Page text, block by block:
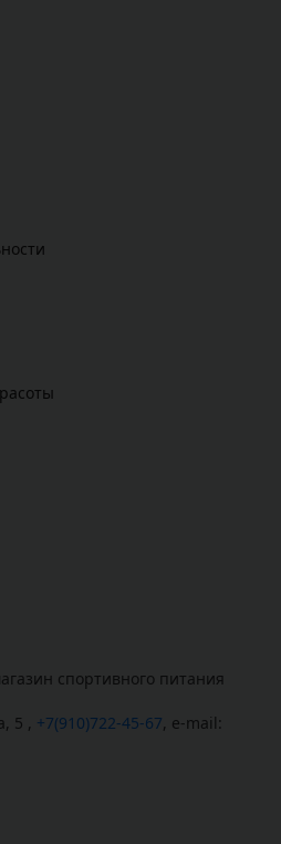
спортивного питания
5 , +7(910)722-45-67, e-mail: